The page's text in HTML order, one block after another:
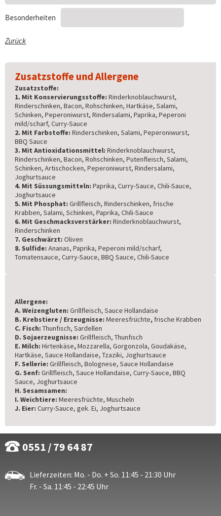
Besonderheiten
Zurück
Zusatzstoffe und Allergene
Zusatzstoffe:
1. Mit Konservierungsstoffe: Rinderknoblauchwurst,
Rinderschinken, Bacon, Rohschinken, Hartkäse, Salami,
Schinken, Peperoniwurst, Rindersalami, Paprika, Peperoni
mild/scharf, Curry-Sauce
2. Mit Farbstoffe: Rinderschinken, Salami, Peperoniwurst,
BBQ Sauce
3. Mit Antioxidationsmittel: Rinderknoblauchwurst,
Rinderschinken, Bacon, Rohschinken, Putenfleisch, Salami,
Schinken, Artischocken, Peperoniwurst, Rindersalami,
Joghurtsauce
4. Mit Süssungsmitteln: Paprika, Curry-Sauce, Chili-Sauce,
Joghurtsauce
5. Mit Phosphat: Grillfleisch, Rinderschinken, frische
Krabben, Salami, Schinken, Paprika, Chili-Sauce
6. Mit Geschmacksverstärker: Rinderknoblauchwurst,
Rinderschinken
7. Geschwärzt: Oliven
8. Sulfide: Ananas, Paprika, Peperoni mild/scharf,
Tomatensauce, Curry-Sauce, BBQ Sauce, Chili-Sauce
Allergene:
A. Weizengluten: Grillfleisch, Sauce Hollandaise
B. Krebstiere / Erzeugnisse: Meeresfrüchte, frische Krabben
C. Fisch: Thunfisch, Sardellen
D. Sojaerzeugnisse: Grillfleisch, Thunfisch
E. Milch: Hirtenkäse,Mozzarella, Gorgonzola, Goudakäse,
Hartkäse, Sauce Hollandaise, Tzaziki, Joghurtsauce
F. Sellerie: Grillfleisch, Bolognese, Sauce Hollandaise
G. Senf: Grillfleisch, Sauce Hollandaise, Curry-Sauce, BBQ
Sauce, Joghurtsauce
H. Sesamsamen:
I. Weichtiere: Meeresfrüchte, Muscheln
J. Eier: Curry-Sauce, gek. Ei, Joghurtsauce
0551 / 79 64 87
Lieferzeiten: Mo. - Do. + So. 11:45 - 21:30 Uhr
Fr. - Sa. 11:45 - 22:45 Uhr